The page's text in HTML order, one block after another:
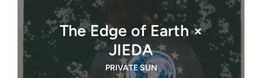
The Edge of Earth ×
JIEDA
PRIVATE SUN